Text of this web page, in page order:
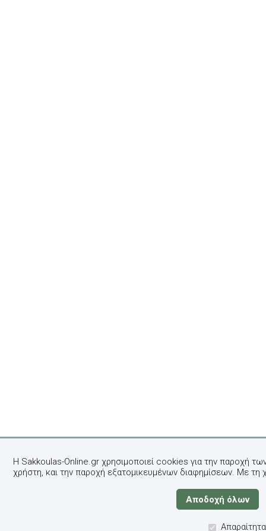
Η Sakkoulas-Online.gr χρησιμοποιεί cookies για την παροχή
χρήστη, και την παροχή εξατομικευμένων διαφημίσεων. Με